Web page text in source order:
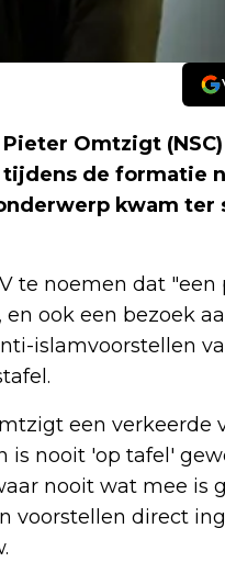
Omtzigt
de formatie
kwam
te noemen dat
ook een bezoek
islamvoorstellen
een verkeerde
is nooit 'op tafel'
nooit wat mee is
voorstellen direct